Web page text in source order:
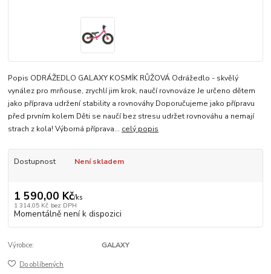
Popis ODRÁŽEDLO GALAXY KOSMÍK RŮŽOVÁ Odrážedlo - skvělý
vynález pro mrňouse, zrychlí jim krok, naučí rovnováze Je určeno dětem
jako příprava udržení stability a rovnováhy Doporučujeme jako přípravu
před prvním kolem Děti se naučí bez stresu udržet rovnováhu a nemají
strach z kola! Výborná příprava... celý popis
Dostupnost Není skladem
1 590,00 Kč/ks
1 314,05 Kč bez DPH
Momentálně není k dispozici
Výrobce: GALAXY
Do oblíbených